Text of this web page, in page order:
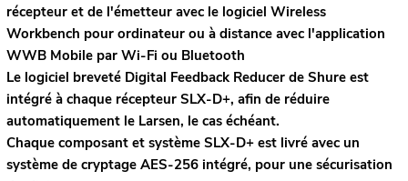
récepteur et de l'émetteur avec le logiciel Wireless
Workbench pour ordinateur ou à distance avec l'application
WWB Mobile par Wi-Fi ou Bluetooth
Le logiciel breveté Digital Feedback Reducer de Shure est
intégré à chaque récepteur SLX-D+, afin de réduire
automatiquement le Larsen, le cas échéant.
Chaque composant et système SLX-D+ est livré avec un
système de cryptage AES-256 intégré, pour une sécurisation